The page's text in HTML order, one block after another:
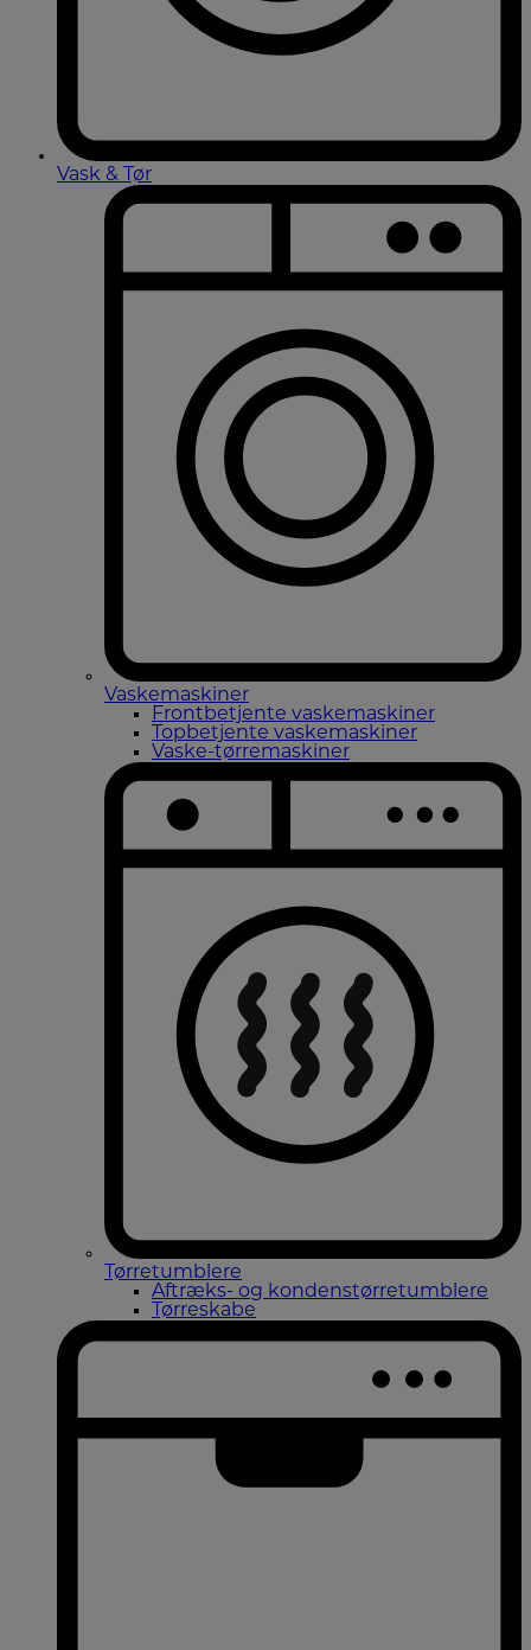
Vask & Tør
Vaskemaskiner
Frontbetjente vaskemaskiner
Topbetjente vaskemaskiner
Vaske-tørremaskiner
Tørretumblere
Aftræks- og kondenstørretumblere
Tørreskabe